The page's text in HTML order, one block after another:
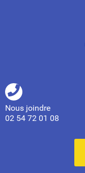
Nous joindre
02 54 72 01 08